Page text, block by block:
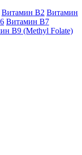
Витамин B2 Витамин
Витамин B7
B9 (Methyl Folate)